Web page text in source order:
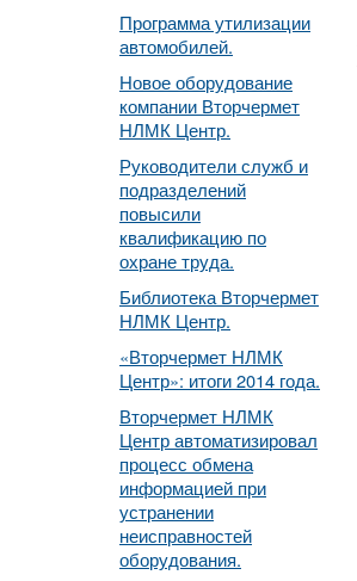
Программа утилизации
автомобилей.
Новое оборудование
компании Вторчермет
НЛМК Центр.
Руководители служб и
подразделений
повысили
квалификацию по
охране труда.
Библиотека Вторчермет
НЛМК Центр.
«Вторчермет НЛМК
Центр»: итоги 2014 года.
Вторчермет НЛМК
Центр автоматизировал
процесс обмена
информацией при
устранении
неисправностей
оборудования.